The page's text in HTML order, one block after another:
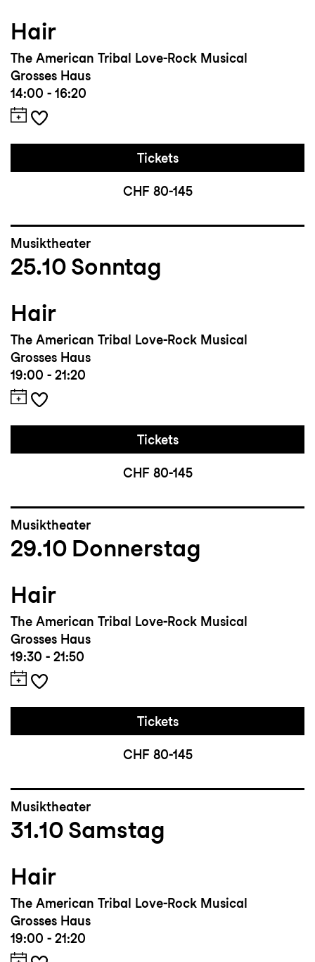
Hair
The American Tribal Love-Rock Musical
Grosses Haus
14:00 - 16:20
Tickets
CHF 80-145
Musiktheater
25.10 Sonntag
Hair
The American Tribal Love-Rock Musical
Grosses Haus
19:00 - 21:20
Tickets
CHF 80-145
Musiktheater
29.10 Donnerstag
Hair
The American Tribal Love-Rock Musical
Grosses Haus
19:30 - 21:50
Tickets
CHF 80-145
Musiktheater
31.10 Samstag
Hair
The American Tribal Love-Rock Musical
Grosses Haus
19:00 - 21:20